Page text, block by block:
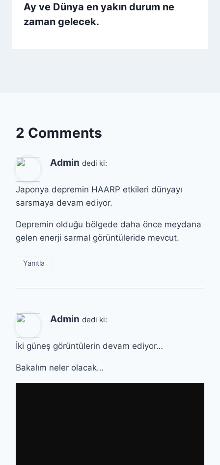
Ay ve Dünya en yakın durum ne
zaman gelecek.
2 Comments
Admin dedi ki:
Japonya depremin HAARP etkileri dünyayı
sarsmaya devam ediyor.
Depremin olduğu bölgede daha önce meydana
gelen enerji sarmal görüntüleride mevcut.
Yanıtla
Admin dedi ki:
İki güneş görüntülerin devam ediyor…
Bakalım neler olacak…